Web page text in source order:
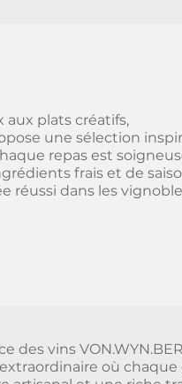
aux plats créatifs,
une sélection
repas est
frais et de
réussi dans les
des vins
où chaque